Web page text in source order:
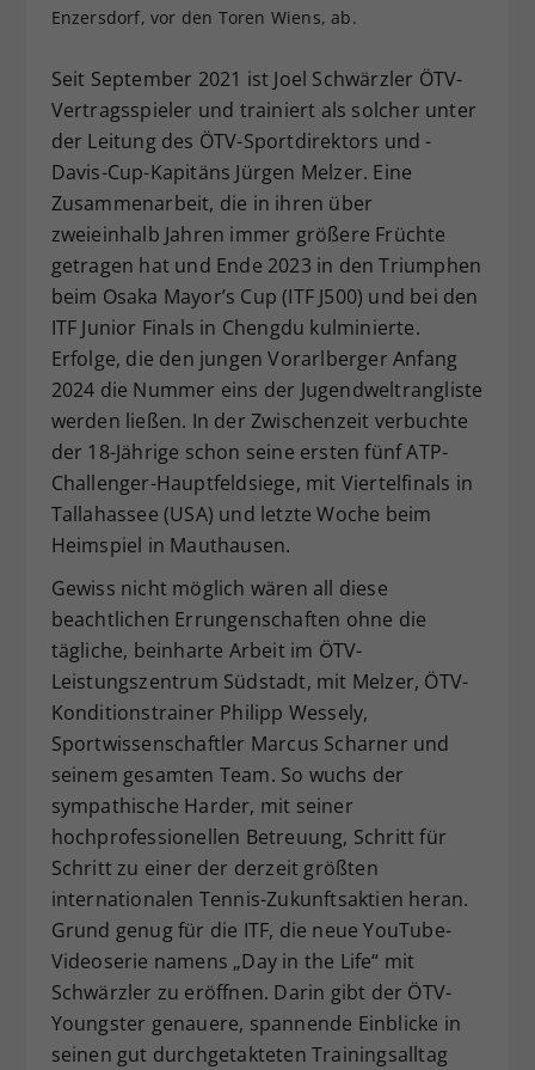
Enzersdorf, vor den Toren Wiens, ab.
Seit September 2021 ist Joel Schwärzler ÖTV-
Vertragsspieler und trainiert als solcher unter
der Leitung des ÖTV-Sportdirektors und -
Davis-Cup-Kapitäns Jürgen Melzer. Eine
Zusammenarbeit, die in ihren über
zweieinhalb Jahren immer größere Früchte
getragen hat und Ende 2023 in den Triumphen
beim Osaka Mayor’s Cup (ITF J500) und bei den
ITF Junior Finals in Chengdu kulminierte.
Erfolge, die den jungen Vorarlberger Anfang
2024 die Nummer eins der Jugendweltrangliste
werden ließen. In der Zwischenzeit verbuchte
der 18-Jährige schon seine ersten fünf ATP-
Challenger-Hauptfeldsiege, mit Viertelfinals in
Tallahassee (USA) und letzte Woche beim
Heimspiel in Mauthausen.
Gewiss nicht möglich wären all diese
beachtlichen Errungenschaften ohne die
tägliche, beinharte Arbeit im ÖTV-
Leistungszentrum Südstadt, mit Melzer, ÖTV-
Konditionstrainer Philipp Wessely,
Sportwissenschaftler Marcus Scharner und
seinem gesamten Team. So wuchs der
sympathische Harder, mit seiner
hochprofessionellen Betreuung, Schritt für
Schritt zu einer der derzeit größten
internationalen Tennis-Zukunftsaktien heran.
Grund genug für die ITF, die neue YouTube-
Videoserie namens „Day in the Life“ mit
Schwärzler zu eröffnen. Darin gibt der ÖTV-
Youngster genauere, spannende Einblicke in
seinen gut durchgetakteten Trainingsalltag
Zweck
Dieser Wert speichert Ihre Consent-
zufällig generierte ID, für die
historische Speicherung Ihrer
vorgenommen Einstellungen, falls der
Webseiten-Betreiber dies eingestellt
hat.